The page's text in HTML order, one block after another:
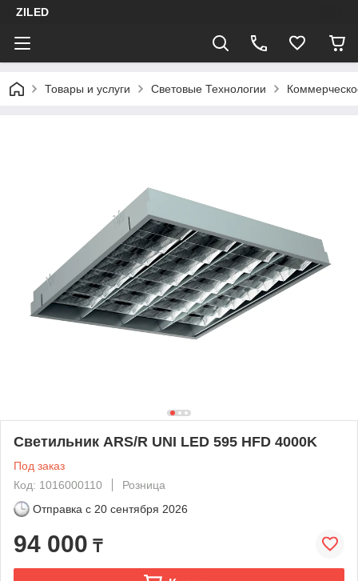
ZILED
Товары и услуги Световые Технологии
Светильник ARS/R UNI LED 595 HFD 4000K
Под заказ
Код: 1016000110
Розница
Отправка с 20 сентября 2026
94 000 ₸